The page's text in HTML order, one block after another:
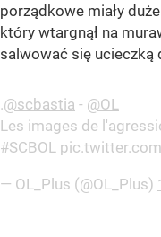
porządkowe miały
który wtargnął na
salwować się ucieczką
.@scbastia - @OL
Les images de
#SCBOL
— OL_Plus (@OL_Plus)